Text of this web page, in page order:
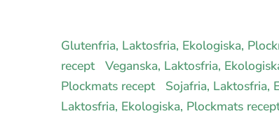
Glutenfria, Laktosfria, Ekologiska,
recept Veganska, Laktosfria,
Plockmats recept
Sojafria, Laktosfria,
Laktosfria, Ekologiska, Plockmats